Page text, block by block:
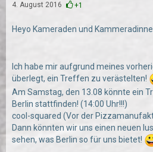
4. August 2016 +1
Heyo Kameraden und
Ich habe mir aufgrund meines
überlegt, ein Treffen zu verästelten!
Am Samstag, den 13.08 könnte ein
Berlin stattfinden! (14:00 Uhr!!!)
cool-squared (Vor der
Dann könnten wir uns einen neuen
sehen, was Berlin so für uns bietet!